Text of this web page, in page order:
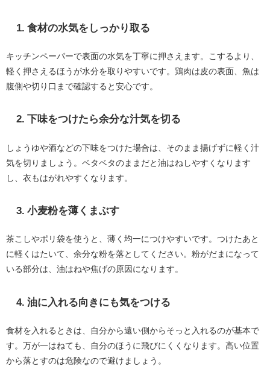
1. 食材の水気をしっかり取る
キッチンペーパーで表面の水気を丁寧に押さえます。こするより、
軽く押さえるほうが水分を取りやすいです。鶏肉は皮の表面、魚は
腹側や切り口まで確認すると安心です。
2. 下味をつけたら余分な汁気を切る
しょうゆや酒などの下味をつけた場合は、そのまま揚げずに軽く汁
気を切りましょう。ベタベタのままだと油はねしやすくなります
し、衣もはがれやすくなります。
3. 小麦粉を薄くまぶす
茶こしやポリ袋を使うと、薄く均一につけやすいです。つけたあと
に軽くはたいて、余分な粉を落としてください。粉がだまになって
いる部分は、油はねや焦げの原因になります。
4. 油に入れる向きにも気をつける
食材を入れるときは、自分から遠い側からそっと入れるのが基本で
す。万が一はねても、自分のほうに飛びにくくなります。高い位置
から落とすのは危険なので避けましょう。